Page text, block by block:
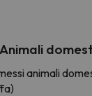
Animali
animali